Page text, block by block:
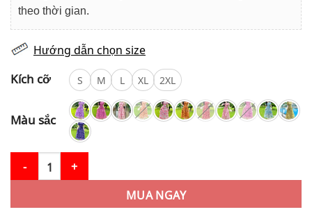
theo thời gian.
Hướng dẫn chọn size
Kích cỡ S M L XL 2XL
Màu sắc
Váy Thiết Kế MDU4076 Hoạ Tiết 5D Tay Bồng Cổ Tròn Điểm
MUA NGAY